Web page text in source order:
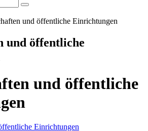
und öffentliche Einrichtungen
und öffentliche
und öffentliche